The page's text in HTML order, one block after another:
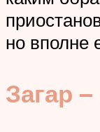
но вполне
Загар